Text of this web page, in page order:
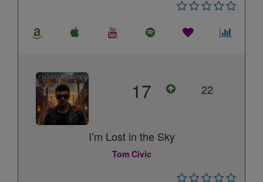
17 22
I’m Lost in the Sky
Tom Civic